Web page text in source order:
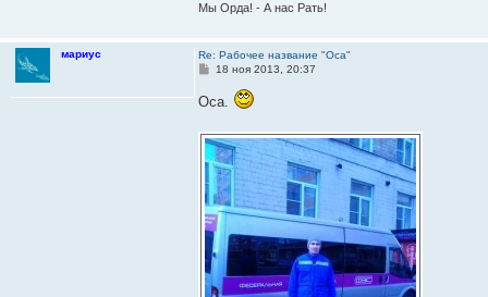
Мы Орда! - А нас Рать!
мариус
Re: Рабочее название "Оса"
С
б
е
н
и
е
18 ноя 2013, 20:37
Оса.